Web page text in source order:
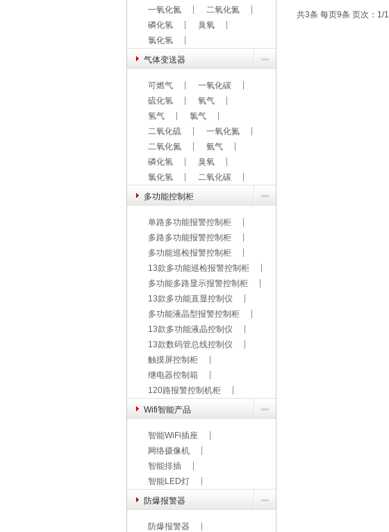
一氧化氮
二氧化氮
磷化氢
臭氧
氯化氢
气体变送器
可燃气
一氧化碳
硫化氢
氧气
氢气
氯气
二氧化硫
一氧化氮
二氧化氮
氨气
磷化氢
臭氧
氯化氢
二氧化碳
多功能控制柜
单路多功能报警控制柜
多路多功能报警控制柜
多功能巡检报警控制柜
13款多功能巡检报警控制柜
多功能多路显示报警控制柜
13款多功能直显控制仪
多功能液晶型报警控制柜
13款多功能液晶控制仪
13款数码管总线控制仪
触摸屏控制柜
继电器控制箱
120路报警控制机柜
Wifi智能产品
智能WiFi插座
网络摄像机
智能排插
智能LED灯
防爆报警器
防爆报警器
共3条 每页9条 页次：1/1